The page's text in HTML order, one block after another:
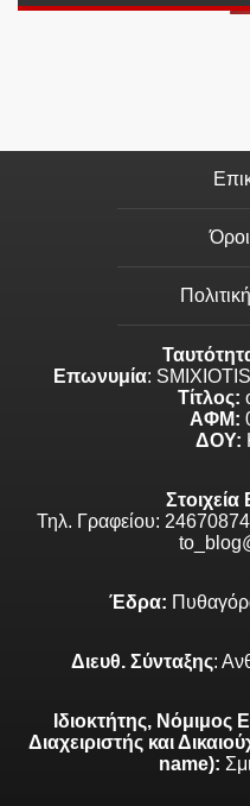
Επωνυμία:
Τίτλος:
ΑΦΜ:
ΔΟΥ:
Στοιχεία
Τηλ. Γραφείου:
Έδρα:
Διευθ. Σύνταξης:
Ιδιοκτήτης,
Διαχειριστής και
name):